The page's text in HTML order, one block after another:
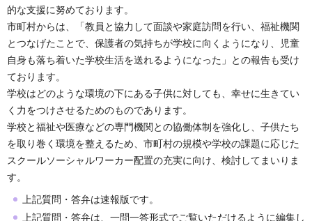
的な支援に努めております。
市町村からは、「教員と協力して面談や家庭訪問を行い、福祉機関
とつなげたことで、保護者の気持ちが学校に向くようになり、児童
自身も落ち着いた学校生活を送れるようになった」との報告も受け
ております。
学校はどのような環境の下にある子供に対しても、幸せに生きてい
く力をつけさせるためのものであります。
学校と福祉や医療などの専門機関との協働体制を強化し、子供たち
を取り巻く環境を整えるため、市町村の規模や学校の課題に応じた
スクールソーシャルワーカー配置の充実に向け、検討してまいりま
す。
上記質問・答弁は速報版です。
上記質問・答弁は、一問一答形式でご覧いただけるように編集し